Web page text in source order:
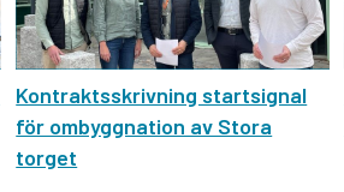
Kontraktsskrivning startsignal
för ombyggnation av Stora
torget